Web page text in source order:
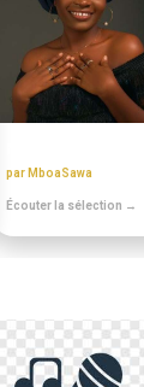
par MboaSawa
Écouter la sélection →